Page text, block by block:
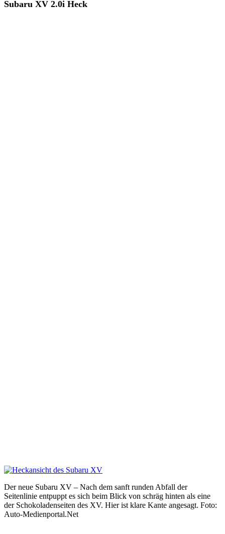
Subaru XV 2.0i Heck
Der neue Subaru XV – Nach dem sanft runden Abfall der
Seitenlinie entpuppt es sich beim Blick von schräg hinten als eine
der Schokoladenseiten des XV. Hier ist klare Kante angesagt. Foto:
Auto-Medienportal.Net